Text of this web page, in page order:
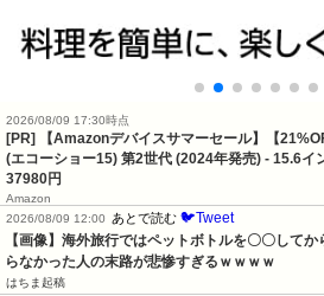
2026/08/09 17:30時点
[PR] 【Amazonデバイスサマーセール】【
(エコーショー15) 第2世代 (2024年発売) - 15.6
37980円
Amazon
2026/08/09 12:00
あとで読む 🐦Tweet
【画像】海外旅行ではペットボトルを〇〇して
らなかった人の末路が悲惨すぎるｗｗｗｗ
はちま起稿